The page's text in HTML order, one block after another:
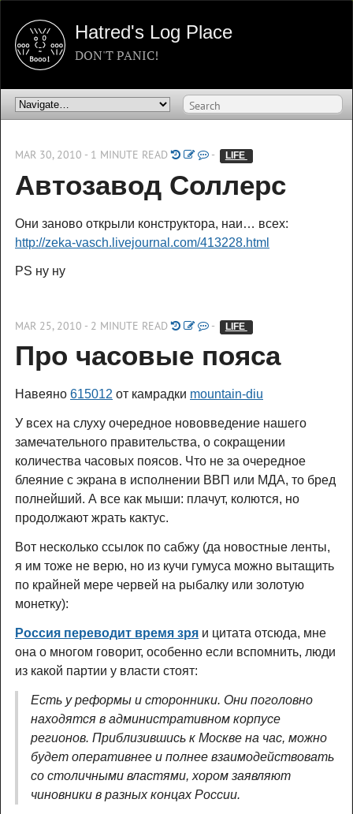
Hatred's Log Place
DON'T PANIC!
MAR 30, 2010 - 1 MINUTE READ - LIFE
Автозавод Соллерс
Они заново открыли конструктора, наи… всех:
http://zeka-vasch.livejournal.com/413228.html
PS ну ну
MAR 25, 2010 - 2 MINUTE READ - LIFE
Про часовые пояса
Навеяно 615012 от камрадки mountain-diu
У всех на слуху очередное нововведение нашего
замечательного правительства, о сокращении
количества часовых поясов. Что не за очередное
блеяние с экрана в исполнении ВВП или МДА, то бред
полнейший. А все как мыши: плачут, колются, но
продолжают жрать кактус.
Вот несколько ссылок по сабжу (да новостные ленты,
я им тоже не верю, но из кучи гумуса можно вытащить
по крайней мере червей на рыбалку или золотую
монетку):
Россия переводит время зря и цитата отсюда, мне
она о многом говорит, особенно если вспомнить, люди
из какой партии у власти стоят:
Есть у реформы и сторонники. Они поголовно
находятся в административном корпусе
регионов. Приблизившись к Москве на час, можно
будет оперативнее и полнее взаимодействовать
со столичными властями, хором заявляют
чиновники в разных концах России.